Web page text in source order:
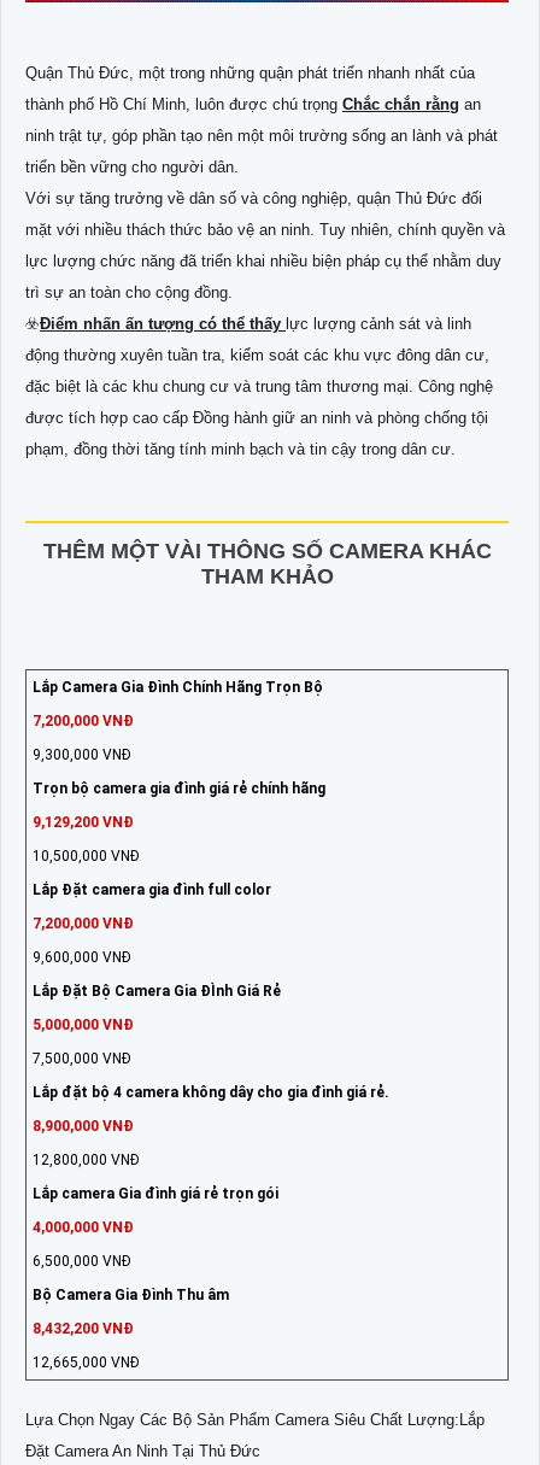
Quận Thủ Đức, một trong những quận phát triển nhanh nhất của
thành phố Hồ Chí Minh, luôn được chú trọng Chắc chắn rằng an
ninh trật tự, góp phần tạo nên một môi trường sống an lành và phát
triển bền vững cho người dân.
Với sự tăng trưởng về dân số và công nghiệp, quận Thủ Đức đối
mặt với nhiều thách thức bảo vệ an ninh. Tuy nhiên, chính quyền và
lực lượng chức năng đã triển khai nhiều biện pháp cụ thể nhằm duy
trì sự an toàn cho cộng đồng.
☣️Điểm nhấn ấn tượng có thể thấy lực lượng cảnh sát và linh
động thường xuyên tuần tra, kiểm soát các khu vực đông dân cư,
đặc biệt là các khu chung cư và trung tâm thương mại. Công nghệ
được tích hợp cao cấp Đồng hành giữ an ninh và phòng chống tội
phạm, đồng thời tăng tính minh bạch và tin cậy trong dân cư.
THÊM MỘT VÀI THÔNG SỐ CAMERA KHÁC
THAM KHẢO
Lắp Camera Gia Đình Chính Hãng Trọn Bộ
7,200,000 VNĐ
9,300,000 VNĐ
Trọn bộ camera gia đình giá rẻ chính hãng
9,129,200 VNĐ
10,500,000 VNĐ
Lắp Đặt camera gia đình full color
7,200,000 VNĐ
9,600,000 VNĐ
Lắp Đặt Bộ Camera Gia ĐÌnh Giá Rẻ
5,000,000 VNĐ
7,500,000 VNĐ
Lắp đặt bộ 4 camera không dây cho gia đình giá rẻ.
8,900,000 VNĐ
12,800,000 VNĐ
Lắp camera Gia đình giá rẻ trọn gói
4,000,000 VNĐ
6,500,000 VNĐ
Bộ Camera Gia Đình Thu âm
8,432,200 VNĐ
12,665,000 VNĐ
Lựa Chọn Ngay Các Bộ Sản Phẩm Camera Siêu Chất Lượng:Lắp
Đặt Camera An Ninh Tại Thủ Đức